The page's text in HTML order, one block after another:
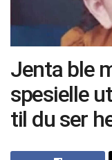
Jenta ble
spesielle
til du ser